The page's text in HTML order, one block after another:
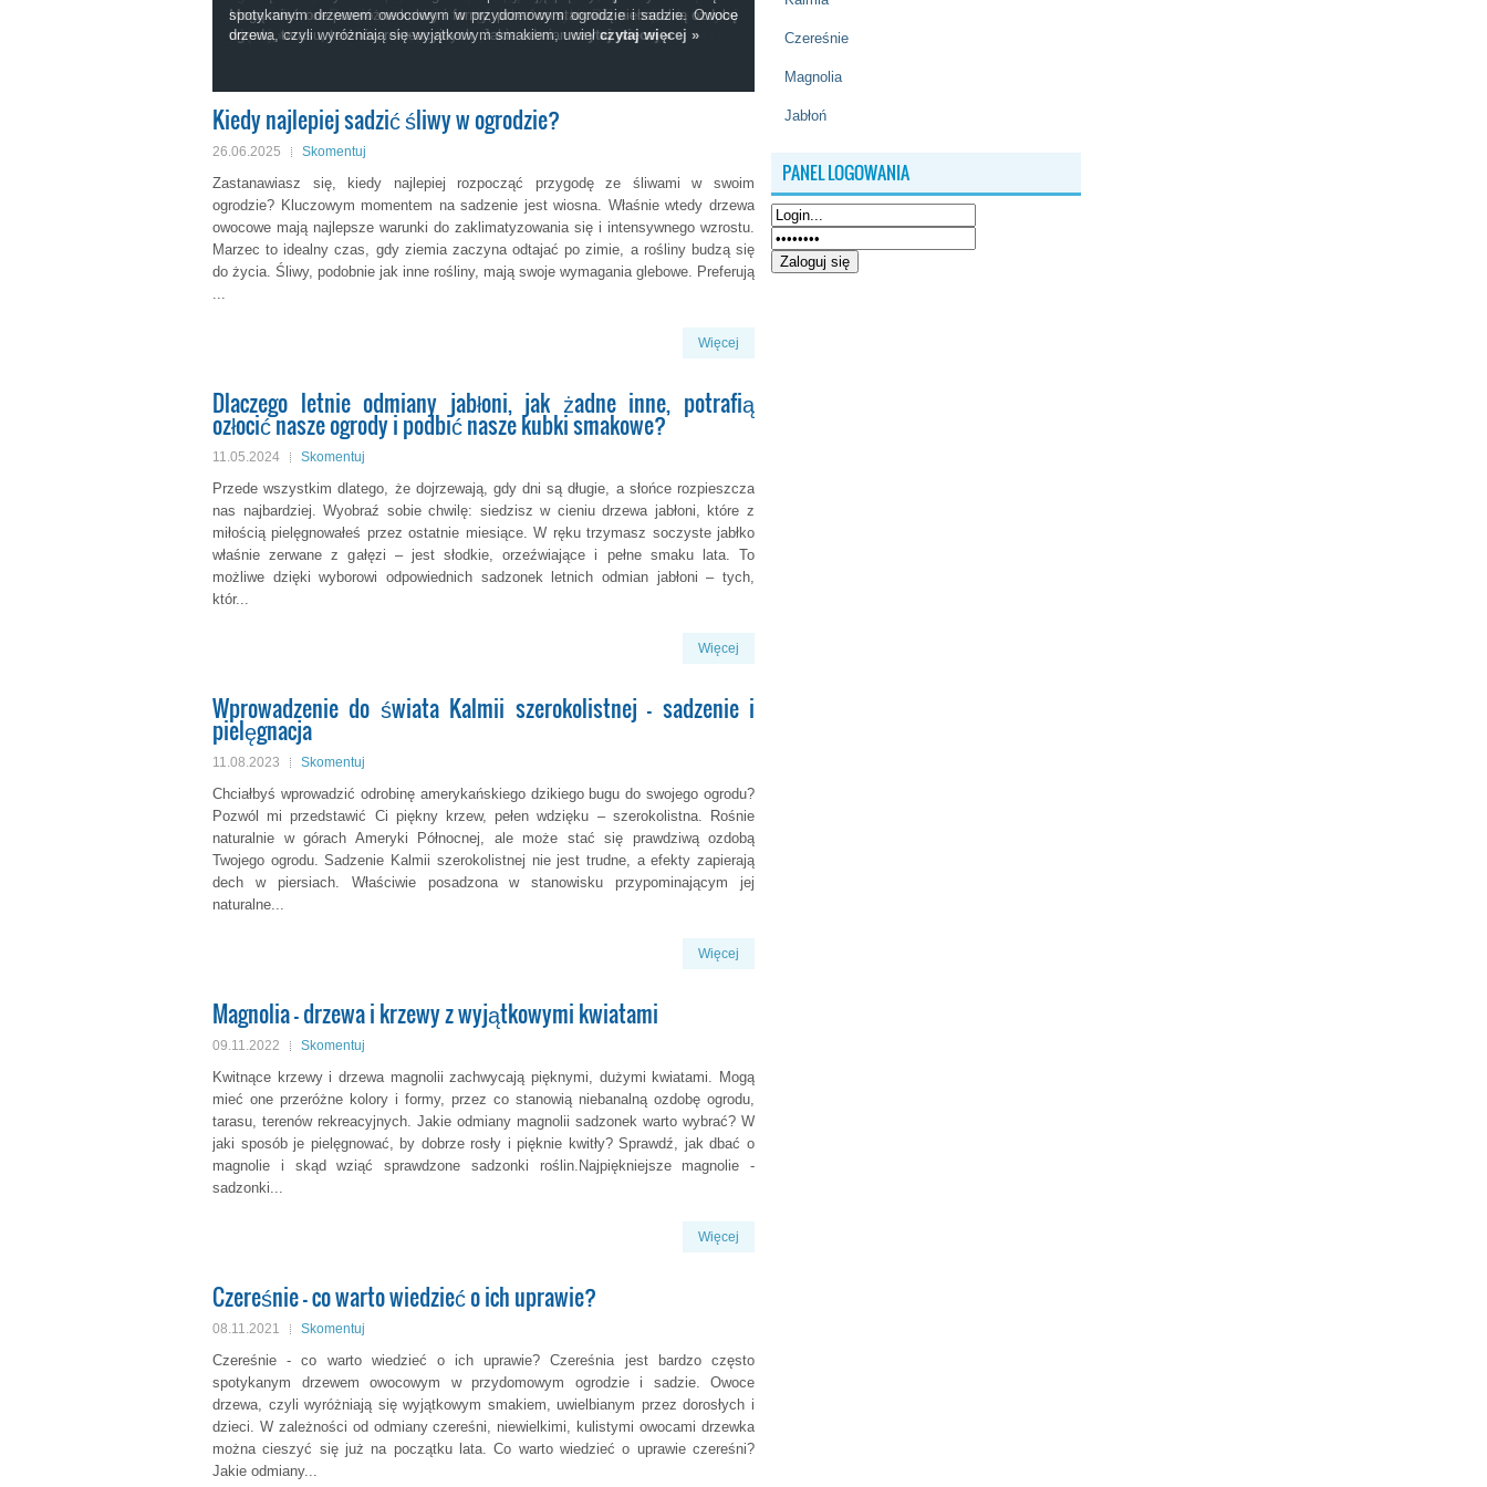
ogrodzie? Kluczowym momentem na sadzenie jest wiosna. Właśnie wtedy
drzewa owocowe mają najlepsze warunki do zaklimatyzowaniaczytaj więcej »
rozpieszcza nas najbardziej. Wyobraź sobie chwilę: siedzisz w cieniu drzewa
jabłoni, które z miłością pielęgnowałeś przez ostatnieczytaj więcej »
szerokolistna. Rośnie naturalnie w górach Ameryki Północnej, aleczytaj
więcej »
Mogą mieć one przeróżne kolory i formy, przez co stanowią niebanalną ozdobę
ogrodu, tarasu, terenów rekreacyjnych. Jakie odmianczytaj więcej »
spotykanym drzewem owocowym w przydomowym ogrodzie i sadzie. Owoce
drzewa, czyli wyróżniają się wyjątkowym smakiem, uwielczytaj więcej »
Kiedy najlepiej sadzić śliwy w ogrodzie?
26.06.2025 Skomentuj
Zastanawiasz się, kiedy najlepiej rozpocząć przygodę ze śliwami w swoim
ogrodzie? Kluczowym momentem na sadzenie jest wiosna. Właśnie wtedy drzewa
owocowe mają najlepsze warunki do zaklimatyzowania się i intensywnego wzrostu.
Marzec to idealny czas, gdy ziemia zaczyna odtajać po zimie, a rośliny budzą się
do życia. Śliwy, podobnie jak inne rośliny, mają swoje wymagania glebowe. Preferują
...
Więcej
Dlaczego letnie odmiany jabłoni, jak żadne inne, potrafią
ozłocić nasze ogrody i podbić nasze kubki smakowe?
11.05.2024 Skomentuj
Przede wszystkim dlatego, że dojrzewają, gdy dni są długie, a słońce rozpieszcza
nas najbardziej. Wyobraź sobie chwilę: siedzisz w cieniu drzewa jabłoni, które z
miłością pielęgnowałeś przez ostatnie miesiące. W ręku trzymasz soczyste jabłko
właśnie zerwane z gałęzi – jest słodkie, orzeźwiające i pełne smaku lata. To
możliwe dzięki wyborowi odpowiednich sadzonek letnich odmian jabłoni – tych,
któr...
Więcej
Wprowadzenie do świata Kalmii szerokolistnej - sadzenie i
pielęgnacja
11.08.2023 Skomentuj
Chciałbyś wprowadzić odrobinę amerykańskiego dzikiego bugu do swojego ogrodu?
Pozwól mi przedstawić Ci piękny krzew, pełen wdzięku – szerokolistna. Rośnie
naturalnie w górach Ameryki Północnej, ale może stać się prawdziwą ozdobą
Twojego ogrodu. Sadzenie Kalmii szerokolistnej nie jest trudne, a efekty zapierają
dech w piersiach. Właściwie posadzona w stanowisku przypominającym jej
naturalne...
Więcej
Magnolia - drzewa i krzewy z wyjątkowymi kwiatami
09.11.2022 Skomentuj
Kwitnące krzewy i drzewa magnolii zachwycają pięknymi, dużymi kwiatami. Mogą
mieć one przeróżne kolory i formy, przez co stanowią niebanalną ozdobę ogrodu,
tarasu, terenów rekreacyjnych. Jakie odmiany magnolii sadzonek warto wybrać? W
jaki sposób je pielęgnować, by dobrze rosły i pięknie kwitły? Sprawdź, jak dbać o
magnolie i skąd wziąć sprawdzone sadzonki roślin.Najpiękniejsze magnolie -
sadzonki...
Więcej
Czereśnie - co warto wiedzieć o ich uprawie?
08.11.2021 Skomentuj
Czereśnie - co warto wiedzieć o ich uprawie? Czereśnia jest bardzo często
spotykanym drzewem owocowym w przydomowym ogrodzie i sadzie. Owoce
drzewa, czyli wyróżniają się wyjątkowym smakiem, uwielbianym przez dorosłych i
dzieci. W zależności od odmiany czereśni, niewielkimi, kulistymi owocami drzewka
można cieszyć się już na początku lata. Co warto wiedzieć o uprawie czereśni?
Jakie odmiany...
Czereśnie
Magnolia
Jabłoń
PANEL LOGOWANIA